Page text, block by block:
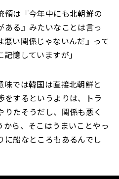
領は『今年中にも北朝鮮の
る』みたいなことは言っ
い関係じゃないんだ』って
憶していますが」
では韓国は直接北朝鮮と
をするというよりは、トラ
たそうだし、関係も悪く
ら、そこはうまいことやっ
船なところもあるんでし